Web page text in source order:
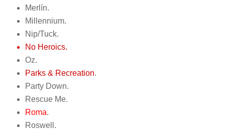
Merlín.
Millennium.
Nip/Tuck.
No Heroics.
Oz.
Parks & Recreation.
Party Down.
Rescue Me.
Roma.
Roswell.